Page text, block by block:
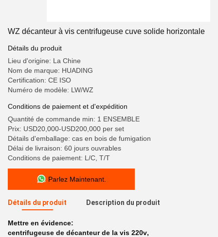
WZ décanteur à vis centrifugeuse cuve solide horizontale
Détails du produit
Lieu d'origine: La Chine
Nom de marque: HUADING
Certification: CE ISO
Numéro de modèle: LW/WZ
Conditions de paiement et d'expédition
Quantité de commande min: 1 ENSEMBLE
Prix: USD20,000-USD200,000 per set
Détails d'emballage: cas en bois de fumigation
Délai de livraison: 60 jours ouvrables
Conditions de paiement: L/C, T/T
Parlez Maintenant.
Détails du produit Description du produit
Mettre en évidence:
centrifugeuse de décanteur de la vis 220v,